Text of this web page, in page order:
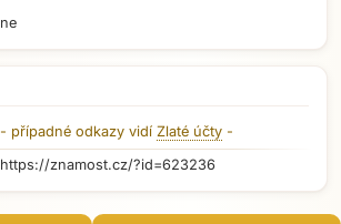
ne
- případné odkazy vidí Zlaté účty -
https://znamost.cz/?id=623236